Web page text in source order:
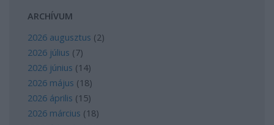
ARCHÍVUM
2026 augusztus (2)
2026 július (7)
2026 június (14)
2026 május (18)
2026 április (15)
2026 március (18)